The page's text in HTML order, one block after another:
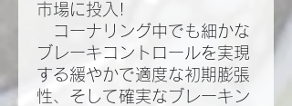
市場に投入!​
コーナリング中でも細かな
ブレーキコントロールを実現
する緩やかで適度な初期膨張
性、そして確実なブレーキン